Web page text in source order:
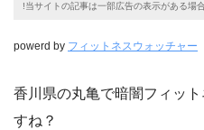
!当サイトの記事は一部広告の表示がある場
powerd by フィットネスウォッチャー
香川県の丸亀で暗闇フィッ
すね？